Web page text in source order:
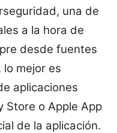
una de
a la hora de
desde fuentes
mejor es
aplicaciones
Store o Apple App
de la aplicación.